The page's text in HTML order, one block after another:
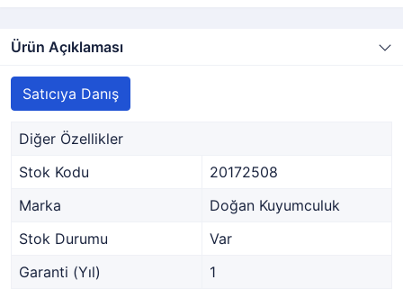
Ürün Açıklaması
Satıcıya Danış
Diğer Özellikler
Stok Kodu
20172508
Marka
Doğan Kuyumculuk
Stok Durumu
Var
Garanti (Yıl)
1